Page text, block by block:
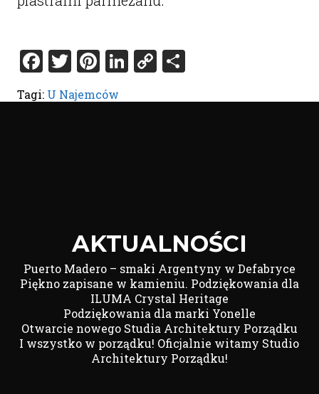
Facebook
Twitter
Pinterest
LinkedIn
CopyShare
Tagi: U Najemców
AKTUALNOŚCI
Puerto Madero – smaki Argentyny w Defabryce
Piękno zapisane w kamieniu. Podziękowania dla
ILUMA Crystal Heritage
Podziękowania dla marki Yonelle
Otwarcie nowego Studia Architektury Porządku
I wszystko w porządku! Oficjalnie witamy Studio
Architektury Porządku!